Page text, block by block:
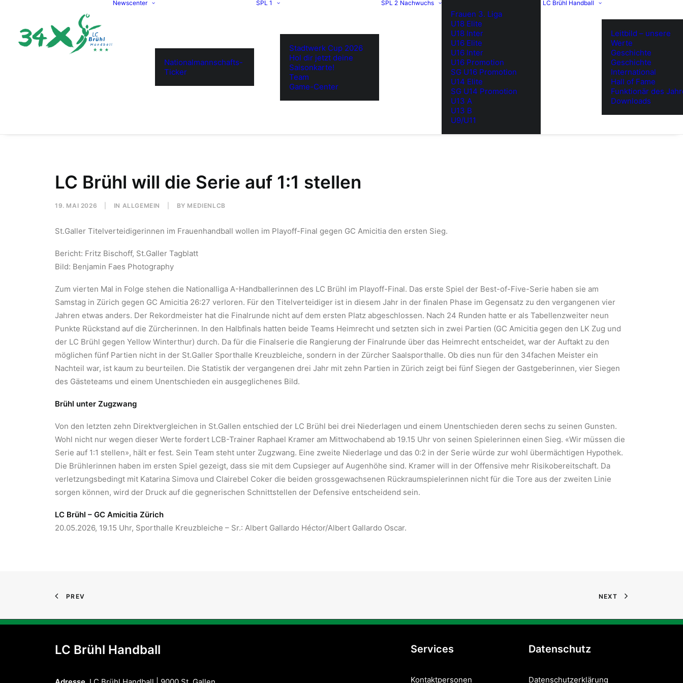
Newscenter
Nationalmannschafts-
Ticker
SPL 1
Stadtwerk Cup 2026
Hol dir jetzt deine
Saisonkarte!
Team
Game-Center
SPL 2 Nachwuchs
Frauen 3. Liga
U18 Elite
U18 Inter
U16 Elite
U16 Inter
U16 Promotion
SG U16 Promotion
U14 Elite
SG U14 Promotion
U13 A
U13 B
U9/U11
LC Brühl Handball
Leitbild – unsere
Werte
Geschichte
Geschichte
International
Hall of Fame
Funktionär des
Downloads
LC Brühl will die Serie auf 1:1 stellen
19. MAI 2026 IN ALLGEMEIN BY MEDIENLCB
St.Galler Titelverteidigerinnen im Frauenhandball wollen im Playoff-Final gegen GC Amicitia den ersten Sieg.
Bericht: Fritz Bischoff, St.Galler Tagblatt
Bild: Benjamin Faes Photography
Zum vierten Mal in Folge stehen die Nationalliga A-Handballerinnen des LC Brühl im Playoff-Final. Das erste Spiel der Best-of-Five-Serie haben sie am
Samstag in Zürich gegen GC Amicitia 26:27 verloren. Für den Titelverteidiger ist in diesem Jahr in der finalen Phase im Gegensatz zu den vergangenen vier
Jahren etwas anders. Der Rekordmeister hat die Finalrunde nicht auf dem ersten Platz abgeschlossen. Nach 24 Runden hatte er als Tabellenzweiter neun
Punkte Rückstand auf die Zürcherinnen. In den Halbfinals hatten beide Teams Heimrecht und setzten sich in zwei Partien (GC Amicitia gegen den LK Zug und
der LC Brühl gegen Yellow Winterthur) durch. Da für die Finalserie die Rangierung der Finalrunde über das Heimrecht entscheidet, war der Auftakt zu den
möglichen fünf Partien nicht in der St.Galler Sporthalle Kreuzbleiche, sondern in der Zürcher Saalsporthalle. Ob dies nun für den 34fachen Meister ein
Nachteil war, ist kaum zu beurteilen. Die Statistik der vergangenen drei Jahr mit zehn Partien in Zürich zeigt bei fünf Siegen der Gastgeberinnen, vier Siegen
des Gästeteams und einem Unentschieden ein ausgeglichenes Bild.
Brühl unter Zugzwang
Von den letzten zehn Direktvergleichen in St.Gallen entschied der LC Brühl bei drei Niederlagen und einem Unentschieden deren sechs zu seinen Gunsten.
Wohl nicht nur wegen dieser Werte fordert LCB-Trainer Raphael Kramer am Mittwochabend ab 19.15 Uhr von seinen Spielerinnen einen Sieg. «Wir müssen die
Serie auf 1:1 stellen», hält er fest. Sein Team steht unter Zugzwang. Eine zweite Niederlage und das 0:2 in der Serie würde zur wohl übermächtigen Hypothek.
Die Brühlerinnen haben im ersten Spiel gezeigt, dass sie mit dem Cupsieger auf Augenhöhe sind. Kramer will in der Offensive mehr Risikobereitschaft. Da
verletzungsbedingt mit Katarina Simova und Clairebel Coker die beiden grossgewachsenen Rückraumspielerinnen nicht für die Tore aus der zweiten Linie
sorgen können, wird der Druck auf die gegnerischen Schnittstellen der Defensive entscheidend sein.
LC Brühl – GC Amicitia Zürich
20.05.2026, 19.15 Uhr, Sporthalle Kreuzbleiche – Sr.: Albert Gallardo Héctor/Albert Gallardo Oscar.
PREV NEXT
LC Brühl Handball Services
Kontaktpersonen
Datenschutz
Datenschutzerklärung